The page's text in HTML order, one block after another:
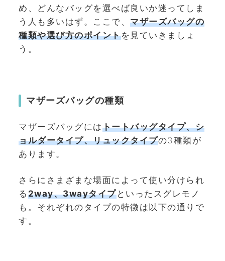
め、どんなバッグを選べば良いか迷ってしま
う人も多いはず。ここで、 マザーズバッグの
種類や選び方のポイントを見ていきましょ
う。
マザーズバッグの種類
マザーズバッグにはトートバッグタイプ、シ
ョルダータイプ、リュックタイプの3種類が
あります。
さらにさまざまな場面によって使い分けられ
る 2way、3wayタイプといったスグレモノ
も。それぞれのタイプの特徴は以下の通りで
す。